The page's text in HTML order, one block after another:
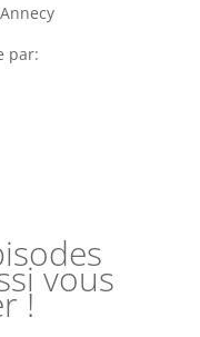
par:
vous
!